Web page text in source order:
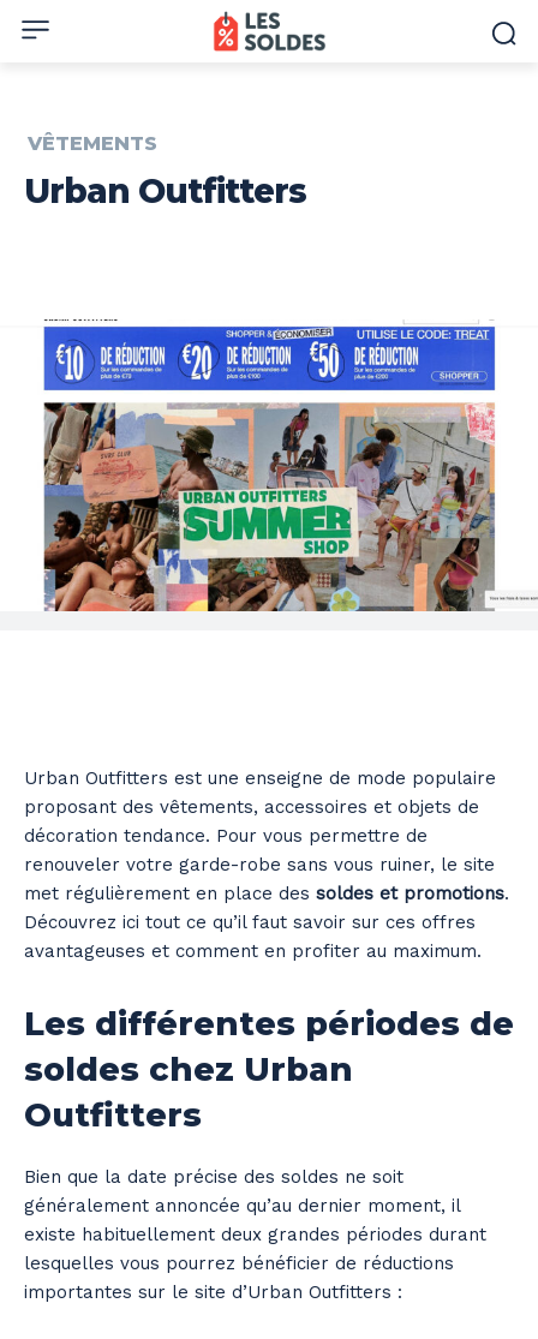
VÊTEMENTS
Urban Outfitters
Urban Outfitters est une enseigne de mode populaire
proposant des vêtements, accessoires et objets de
décoration tendance. Pour vous permettre de
renouveler votre garde-robe sans vous ruiner, le site
met régulièrement en place des soldes et promotions.
Découvrez ici tout ce qu’il faut savoir sur ces offres
avantageuses et comment en profiter au maximum.
Les différentes périodes de
soldes chez Urban
Outfitters
Bien que la date précise des soldes ne soit
généralement annoncée qu’au dernier moment, il
existe habituellement deux grandes périodes durant
lesquelles vous pourrez bénéficier de réductions
importantes sur le site d’Urban Outfitters :